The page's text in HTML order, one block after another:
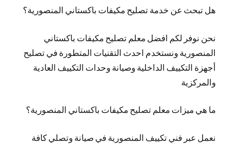
هل تبحث عن خدمة تصليح مكيفات باكستاني المنصورية؟
نحن نوفر لكم افضل معلم تصليح مكيفات باكستاني
المنصورية ونستخدم احدث التقنيات المتطورة في تصليح
أجهزة التكييف الداخلية وصيانة وحدات التكييف العادية
والمركزية
ما هي ميزات معلم تصليح مكيفات باكستاني المنصورية؟
نعمل عبر فني تكييف المنصورية في صيانة وتصلي كافة